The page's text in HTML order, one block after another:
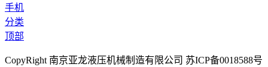
手机
分类
顶部
CopyRight 南京亚龙液压机械制造有限公司 苏ICP备0018588号